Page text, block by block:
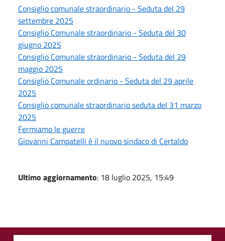
Consiglio comunale straordinario - Seduta del 29
settembre 2025
Consiglio Comunale straordinario - Seduta del 30
giugno 2025
Consiglio Comunale straordinario - Seduta del 29
maggio 2025
Consiglio Comunale ordinario - Seduta del 29 aprile
2025
Consiglio comunale straordinario seduta del 31 marzo
2025
Fermiamo le guerre
Giovanni Campatelli è il nuovo sindaco di Certaldo
Ultimo aggiornamento: 18 luglio 2025, 15:49